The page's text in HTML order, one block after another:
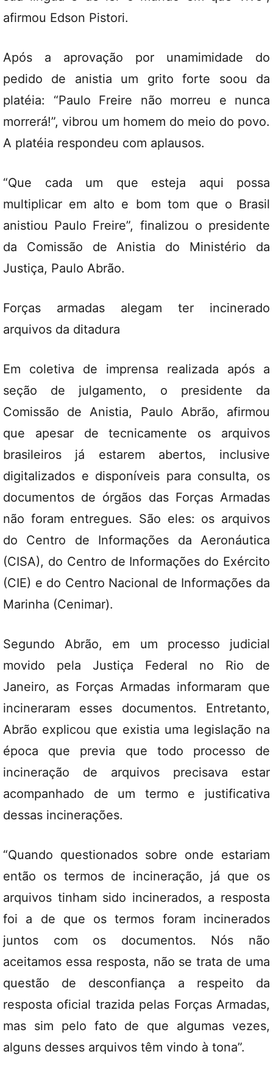
afirmou Edson Pistori.
Após a aprovação por unamimidade do
pedido de anistia um grito forte soou da
platéia: “Paulo Freire não morreu e nunca
morrerá!”, vibrou um homem do meio do povo.
A platéia respondeu com aplausos.
“Que cada um que esteja aqui possa
multiplicar em alto e bom tom que o Brasil
anistiou Paulo Freire”, finalizou o presidente
da Comissão de Anistia do Ministério da
Justiça, Paulo Abrão.
Forças armadas alegam ter incinerado
arquivos da ditadura
Em coletiva de imprensa realizada após a
seção de julgamento, o presidente da
Comissão de Anistia, Paulo Abrão, afirmou
que apesar de tecnicamente os arquivos
brasileiros já estarem abertos, inclusive
digitalizados e disponíveis para consulta, os
documentos de órgãos das Forças Armadas
não foram entregues. São eles: os arquivos
do Centro de Informações da Aeronáutica
(CISA), do Centro de Informações do Exército
(CIE) e do Centro Nacional de Informações da
Marinha (Cenimar).
Segundo Abrão, em um processo judicial
movido pela Justiça Federal no Rio de
Janeiro, as Forças Armadas informaram que
incineraram esses documentos. Entretanto,
Abrão explicou que existia uma legislação na
época que previa que todo processo de
incineração de arquivos precisava estar
acompanhado de um termo e justificativa
dessas incinerações.
“Quando questionados sobre onde estariam
então os termos de incineração, já que os
arquivos tinham sido incinerados, a resposta
foi a de que os termos foram incinerados
juntos com os documentos. Nós não
aceitamos essa resposta, não se trata de uma
questão de desconfiança a respeito da
resposta oficial trazida pelas Forças Armadas,
mas sim pelo fato de que algumas vezes,
alguns desses arquivos têm vindo à tona”.